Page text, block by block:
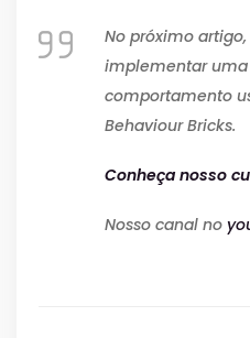
No próximo
implementar
comportamento
Behaviour Bricks.
Conheça nosso
Nosso canal no